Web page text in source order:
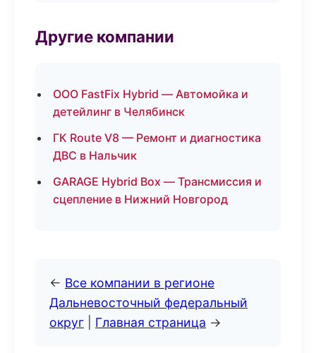
Другие компании
ООО FastFix Hybrid — Автомойка и
детейлинг в Челябинск
ГК Route V8 — Ремонт и диагностика
ДВС в Нальчик
GARAGE Hybrid Box — Трансмиссия и
сцепление в Нижний Новгород
← Все компании в регионе
Дальневосточный федеральный
округ
Главная страница →